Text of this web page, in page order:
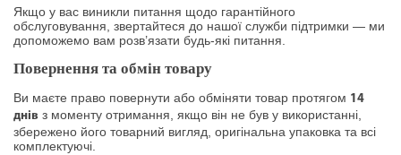
Якщо у вас виникли питання щодо гарантійного
обслуговування, звертайтеся до нашої служби підтримки — ми
допоможемо вам розв’язати будь-які питання.
Повернення та обмін товару
Ви маєте право повернути або обміняти товар протягом 14
днів з моменту отримання, якщо він не був у використанні,
збережено його товарний вигляд, оригінальна упаковка та всі
комплектуючі.